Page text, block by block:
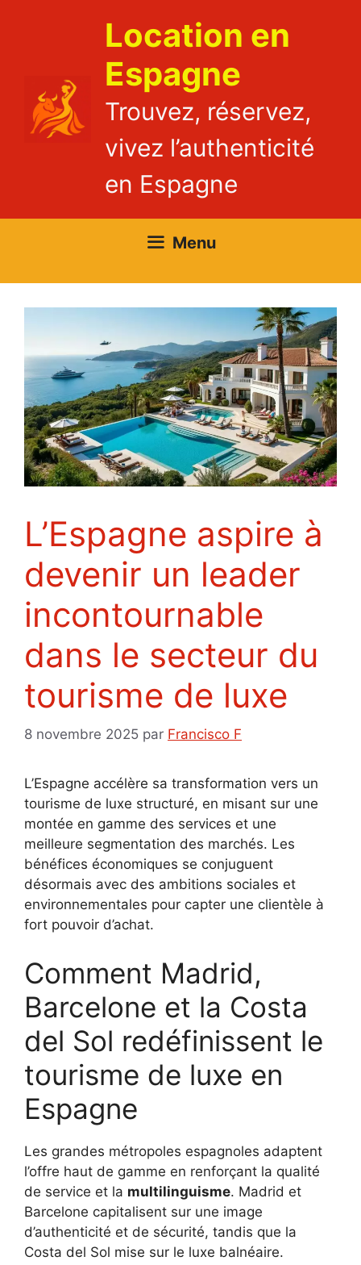
Location en
Espagne
Trouvez, réservez,
vivez l’authenticité
en Espagne
Menu
L’Espagne aspire à
devenir un leader
incontournable
dans le secteur du
tourisme de luxe
8 novembre 2025 par Francisco F
L’Espagne accélère sa transformation vers un
tourisme de luxe structuré, en misant sur une
montée en gamme des services et une
meilleure segmentation des marchés. Les
bénéfices économiques se conjuguent
désormais avec des ambitions sociales et
environnementales pour capter une clientèle à
fort pouvoir d’achat.
Comment Madrid,
Barcelone et la Costa
del Sol redéfinissent le
tourisme de luxe en
Espagne
Les grandes métropoles espagnoles adaptent
l’offre haut de gamme en renforçant la qualité
de service et la multilinguisme. Madrid et
Barcelone capitalisent sur une image
d’authenticité et de sécurité, tandis que la
Costa del Sol mise sur le luxe balnéaire.